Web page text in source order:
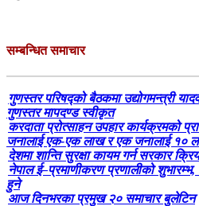
सम्बन्धित समाचार
गुणस्तर परिषद्को बैठकमा उद्योगमन्त्री
गुणस्तर मापदण्ड स्वीकृत
करदाता प्रोत्साहन उपहार कार्यक्रमको
जनालाई एक-एक लाख र एक जनालाई १०
देशमा शान्ति सुरक्षा कायम गर्न सरकार
नेपाल ई–प्रमाणीकरण प्रणालीको
हुने
आज दिनभरका प्रमुख २० समाचार बुलेटिन